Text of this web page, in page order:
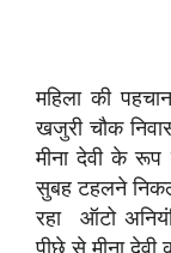
महिला की
खजुरी चौक
मीना देवी के
सुबह टहलने
रहा ऑटो
पीछे से मीना देवी